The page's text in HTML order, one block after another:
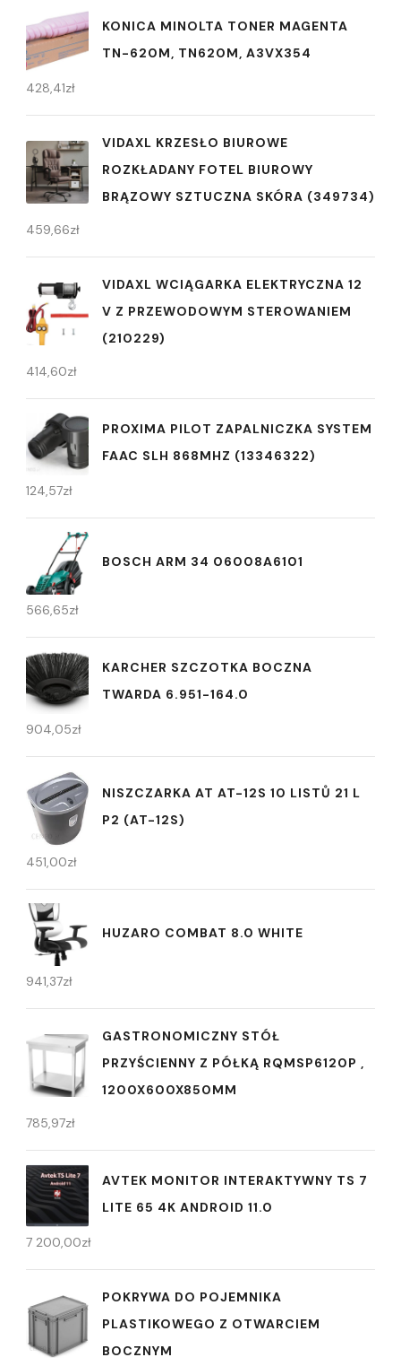
KONICA MINOLTA TONER MAGENTA
TN-620M, TN620M, A3VX354
428,41zł
VIDAXL KRZESŁO BIUROWE
ROZKŁADANY FOTEL BIUROWY
BRĄZOWY SZTUCZNA SKÓRA (349734)
459,66zł
VIDAXL WCIĄGARKA ELEKTRYCZNA 12
V Z PRZEWODOWYM STEROWANIEM
(210229)
414,60zł
PROXIMA PILOT ZAPALNICZKA SYSTEM
FAAC SLH 868MHZ (13346322)
124,57zł
BOSCH ARM 34 06008A6101
566,65zł
KARCHER SZCZOTKA BOCZNA
TWARDA 6.951-164.0
904,05zł
NISZCZARKA AT AT-12S 10 LISTŮ 21 L
P2 (AT-12S)
451,00zł
HUZARO COMBAT 8.0 WHITE
941,37zł
GASTRONOMICZNY STÓŁ
PRZYŚCIENNY Z PÓŁKĄ RQMSP6120P ,
1200X600X850MM
785,97zł
AVTEK MONITOR INTERAKTYWNY TS 7
LITE 65 4K ANDROID 11.0
7 200,00zł
POKRYWA DO POJEMNIKA
PLASTIKOWEGO Z OTWARCIEM
BOCZNYM